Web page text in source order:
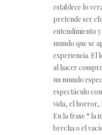
establece lo
pretende ser
entendimiento
mundo que se
experiencia. El
al hacer
un mundo
espectáculo
vida, el horror,
En la frase “ la
brecha o el